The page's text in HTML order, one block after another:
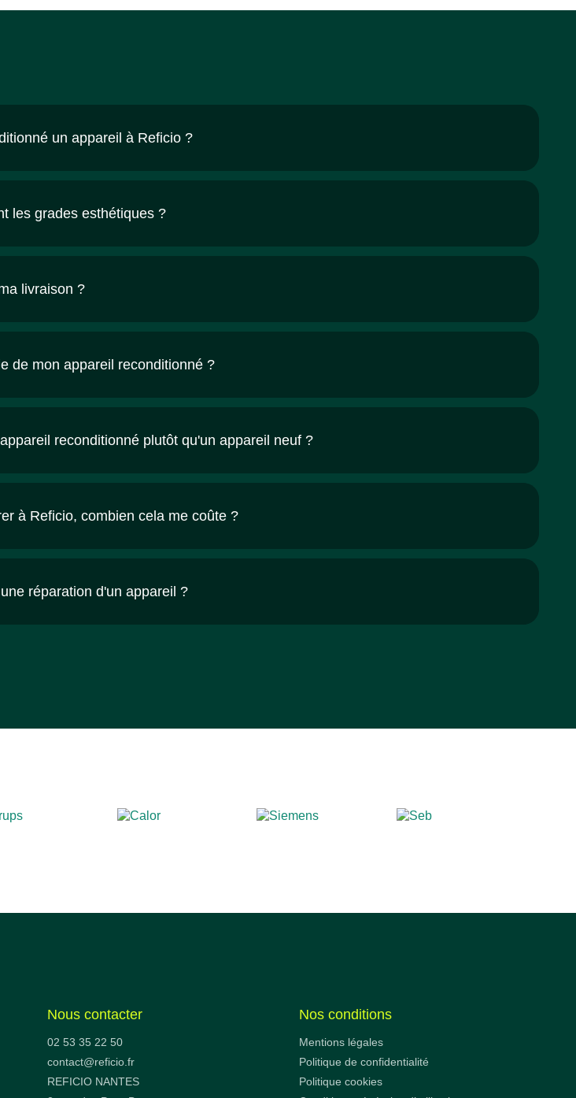
un appareil à Reficio ?
les grades esthétiques ?
livraison ?
de mon appareil reconditionné ?
reconditionné plutôt qu'un appareil neuf ?
à Reficio, combien cela me coûte ?
réparation d'un appareil ?
Nous contacter
02 53 35 22 50
contact@reficio.fr
REFICIO NANTES
Nos conditions
Mentions légales
Politique de confidentialité
Politique cookies